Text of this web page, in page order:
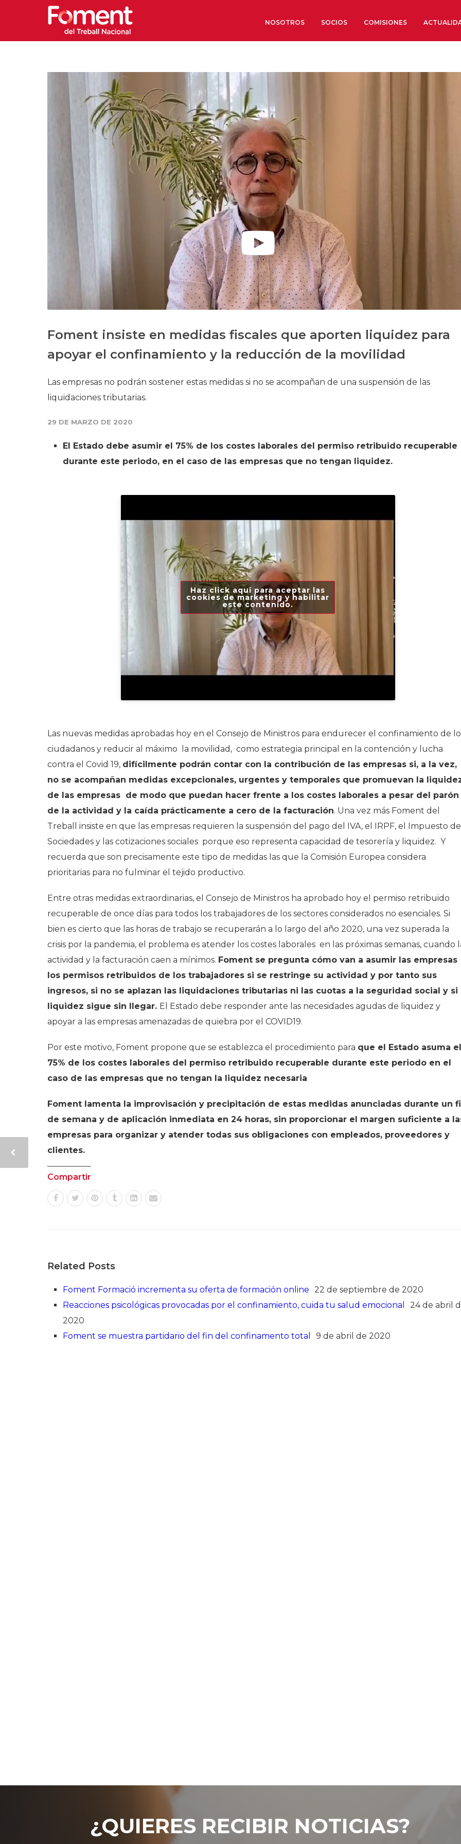
NOSOTROS SOCIOS COMISIONES
Foment insiste en medidas fiscales que aporten liquidez para
apoyar el confinamiento y la reducción de la movilidad
Las empresas no podrán sostener estas medidas si no se acompañan de una suspensión de las
liquidaciones tributarias.
29 DE MARZO DE 2020
El Estado debe asumir el 75% de los costes laborales del permiso retribuido recuperable
durante este periodo, en el caso de las empresas que no tengan liquidez.
Haz click aquí para aceptar las
cookies de marketing y habilitar
este contenido.
Las nuevas medidas aprobadas hoy en el Consejo de Ministros para endurecer el confinamiento de
ciudadanos y reducir al máximo la movilidad, como estrategia principal en la contención y lucha
contra el Covid 19, difícilmente podrán contar con la contribución de las empresas si, a la vez,
no se acompañan medidas excepcionales, urgentes y temporales que promuevan la
de las empresas de modo que puedan hacer frente a los costes laborales a pesar del parón
de la actividad y la caída prácticamente a cero de la facturación. Una vez más Foment del
Treball insiste en que las empresas requieren la suspensión del pago del IVA, el IRPF, el Impuesto de
Sociedades y las cotizaciones sociales porque eso representa capacidad de tesorería y liquidez. Y
recuerda que son precisamente este tipo de medidas las que la Comisión Europea considera
prioritarias para no fulminar el tejido productivo.
Entre otras medidas extraordinarias, el Consejo de Ministros ha aprobado hoy el permiso retribuido
recuperable de once días para todos los trabajadores de los sectores considerados no esenciales. Si
bien es cierto que las horas de trabajo se recuperarán a lo largo del año 2020, una vez superada la
crisis por la pandemia, el problema es atender los costes laborales en las próximas semanas, cuando
actividad y la facturación caen a mínimos. Foment se pregunta cómo van a asumir las empresas
los permisos retribuidos de los trabajadores si se restringe su actividad y por tanto sus
ingresos, si no se aplazan las liquidaciones tributarias ni las cuotas a la seguridad social y si
liquidez sigue sin llegar. El Estado debe responder ante las necesidades agudas de liquidez y
apoyar a las empresas amenazadas de quiebra por el COVID19.
Por este motivo, Foment propone que se establezca el procedimiento para que el Estado asuma el
75% de los costes laborales del permiso retribuido recuperable durante este periodo en el
caso de las empresas que no tengan la liquidez necesaria
Foment lamenta la improvisación y precipitación de estas medidas anunciadas durante un
de semana y de aplicación inmediata en 24 horas, sin proporcionar el margen suficiente a
empresas para organizar y atender todas sus obligaciones con empleados, proveedores y
clientes.
Compartir
Related Posts
Foment Formació incrementa su oferta de formación online 22 de septiembre de 2020
Reacciones psicológicas provocadas por el confinamiento, cuida tu salud emocional
24 de abril
2020
Foment se muestra partidario del fin del confinamento total
9 de abril de 2020
¿QUIERES RECIBIR NOTICIAS?